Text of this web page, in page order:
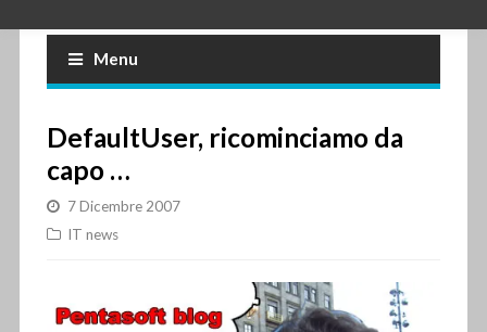
Menu
DefaultUser, ricominciamo da
capo …
7 Dicembre 2007
IT news